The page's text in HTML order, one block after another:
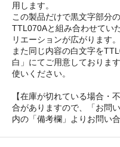
用します。
この製品だけで黒文字部分
TTL070Aと組み合わせてい
リエーションが広がります。
また同じ内容の白文字を
白」にてご用意しておりま
使いください。
【在庫が切れている場合・
合がありますので、「お問
内の「備考欄」よりお問い